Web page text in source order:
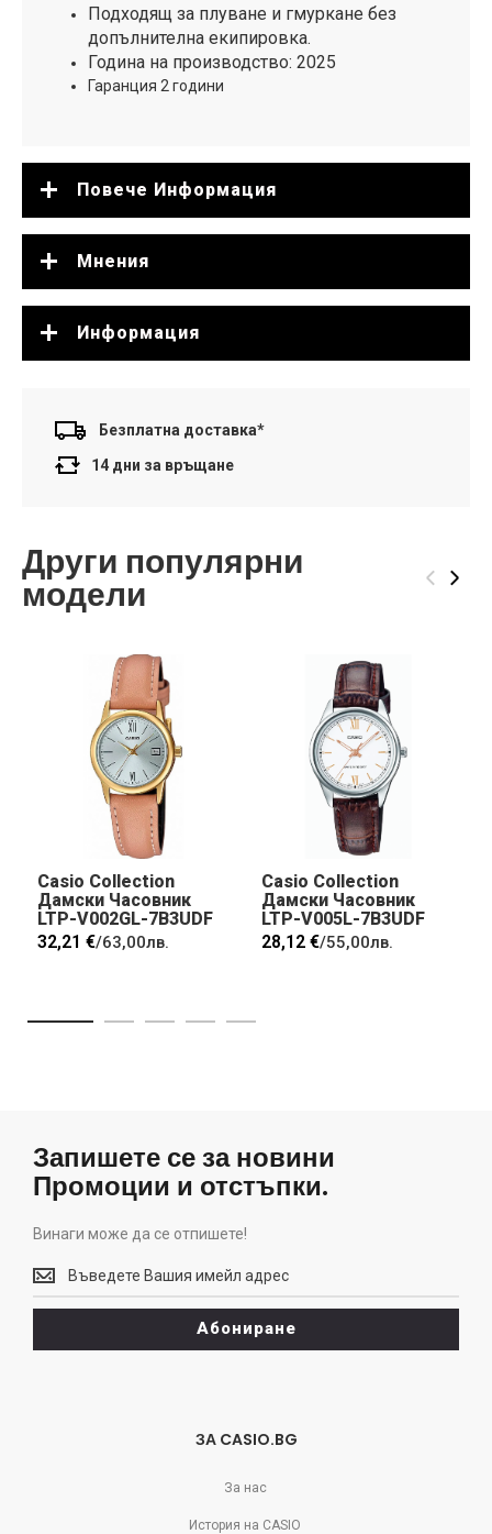
Подходящ за плуване и гмуркане без
допълнителна екипировка.
Година на производство: 2025
Гаранция 2 години
Повече Информация
Мнения
Информация
Безплатна доставка*
14 дни за връщане
Други популярни
модели ‹ ›
Casio Collection
Дамски Часовник
LTP-V002GL-7B3UDF
32,21 €/63,00лв.
Casio Collection
Дамски Часовник
LTP-V005L-7B3UDF
28,12 €/55,00лв.
Запишете се за новини
Промоции и отстъпки.
Винаги може да се отпишете!
Винаги
може
да
отпишете!
Абониране
ЗА CASIO.BG
За нас
История на CASIO